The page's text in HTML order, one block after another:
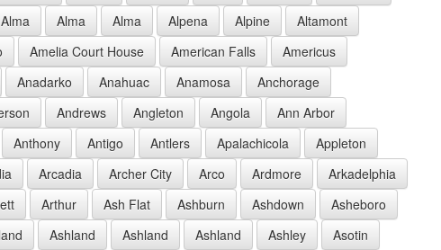
Alma Alma Alma Alpena Alpine
Altamont
Amelia Court House American Falls
Americus
Anadarko Anahuac Anamosa
Anchorage
Andrews Angleton Angola
Ann Arbor
Anthony Antigo Antlers Apalachicola
Appleton
Arcadia Archer City Arco Ardmore
Arkadelphia
Arthur Ash Flat Ashburn Ashdown
Asheboro
Ashland Ashland Ashland Ashley
Asotin